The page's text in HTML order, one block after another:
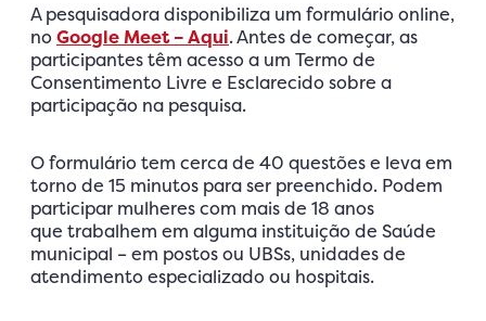
A pesquisadora disponibiliza um formulário online,
noGoogle Meet – Aqui. Antes de começar, as
participantes têm acesso a um Termo de
Consentimento Livre e Esclarecido sobre a
participação na pesquisa.
O formulário tem cerca de 40 questões e leva em
torno de 15 minutos para ser preenchido. Podem
participar mulheres com mais de 18 anos
que trabalhem em alguma instituição de Saúde
municipal – em postos ou UBSs, unidades de
atendimento especializado ou hospitais.